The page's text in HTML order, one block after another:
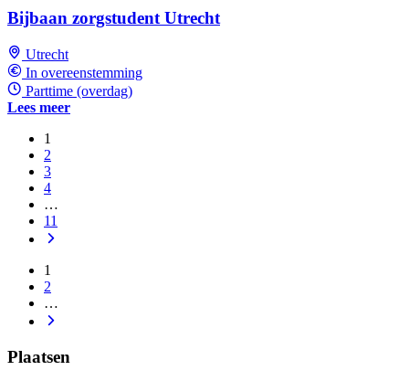
Bijbaan zorgstudent Utrecht
Utrecht
In overeenstemming
Parttime (overdag)
Lees meer
1
2
3
4
…
11
1
2
…
Plaatsen